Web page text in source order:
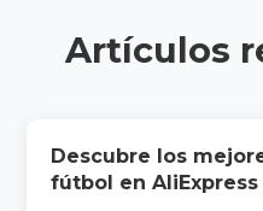
Artículos
Descubre los
fútbol en